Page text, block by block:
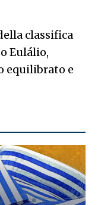
classifica
Eulálio,
equilibrato e